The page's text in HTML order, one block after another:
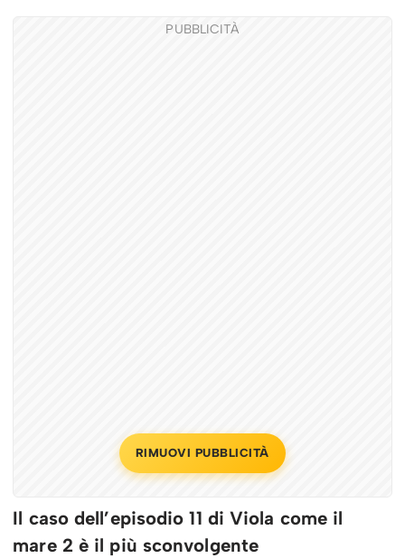
PUBBLICITÀ
RIMUOVI PUBBLICITÀ
Il caso dell’episodio 11 di Viola come il
mare 2 è il più sconvolgente